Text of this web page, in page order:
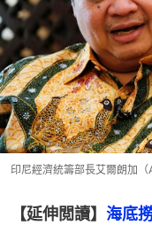
印尼經濟統籌部長艾爾朗加
【延伸閲讀】 海底